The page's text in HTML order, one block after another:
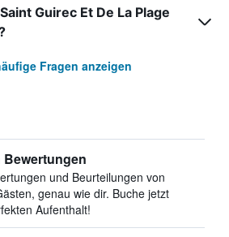
Guirec Et De La Plage
Fragen anzeigen
Bewertungen
und Beurteilungen von
genau wie dir. Buche jetzt
Aufenthalt!